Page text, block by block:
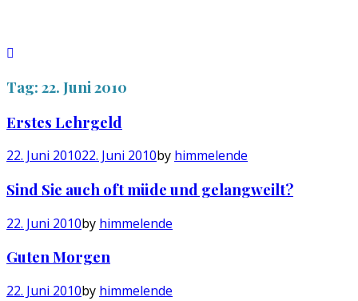
anzeigen
Tag: 22. Juni 2010
Erstes Lehrgeld
22. Juni 201022. Juni 2010by himmelende
Sind Sie auch oft müde und gelangweilt?
22. Juni 2010by himmelende
Guten Morgen
22. Juni 2010by himmelende